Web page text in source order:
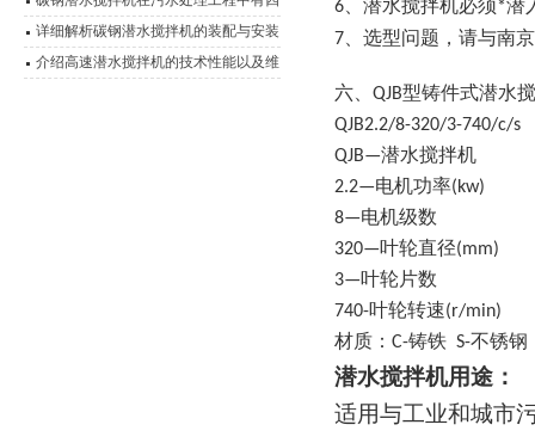
大应用
详细解析碳钢潜水搅拌机的装配与安装
介绍高速潜水搅拌机的技术性能以及维
6、潜水搅拌机必须*潜
7、选型问题，请与南
六、QJB型铸件式潜水
QJB2.2/8-320/3-740/c/s
QJB—潜水搅拌机
2.2—电机功率(kw)
8—电机级数
320—叶轮直径(mm)
3—叶轮片数
740-叶轮转速(r/min)
材质：C-铸铁 S-不锈钢
潜水搅拌机用途：
适用与工业和城市